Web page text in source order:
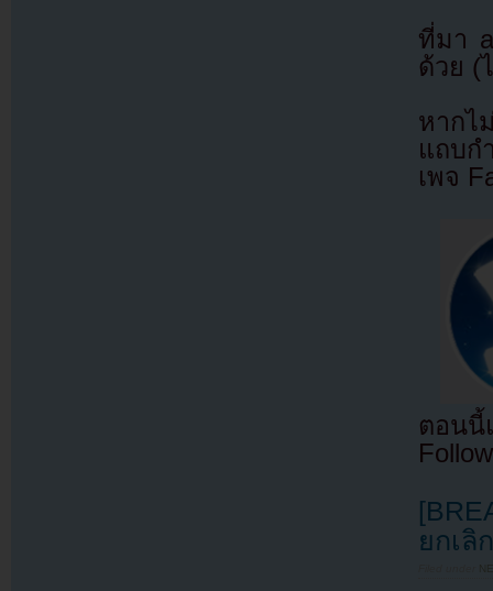
ที่มา
ด้วย (
หากไ
แถบก
เพจ
ตอนนี้
ยกเลิ